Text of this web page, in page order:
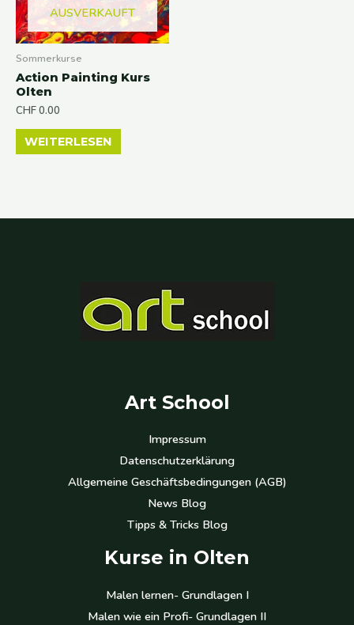
AUSVERKAUFT
Sommerkurse
Action Painting Kurs
Olten
CHF0.00
WEITERLESEN
Art School
Impressum
Datenschutzerklärung
Allgemeine Geschäftsbedingungen (AGB)
News Blog
Tipps & Tricks Blog
Kurse in Olten
Malen lernen- Grundlagen I
Malen wie ein Profi- Grundlagen II